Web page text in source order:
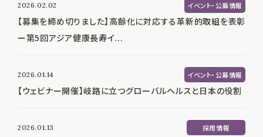
2026.02.02 イベント・公募情報
【募集を締め切りました】高齢化に対応する革新的取組を表彰
ー第5回アジア健康長寿イ...
2026.01.14 イベント・公募情報
【ウェビナー開催】岐路に立つグローバルヘルスと日本の役割
2026.01.13 採用情報